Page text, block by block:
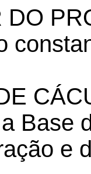
DO
Base
e